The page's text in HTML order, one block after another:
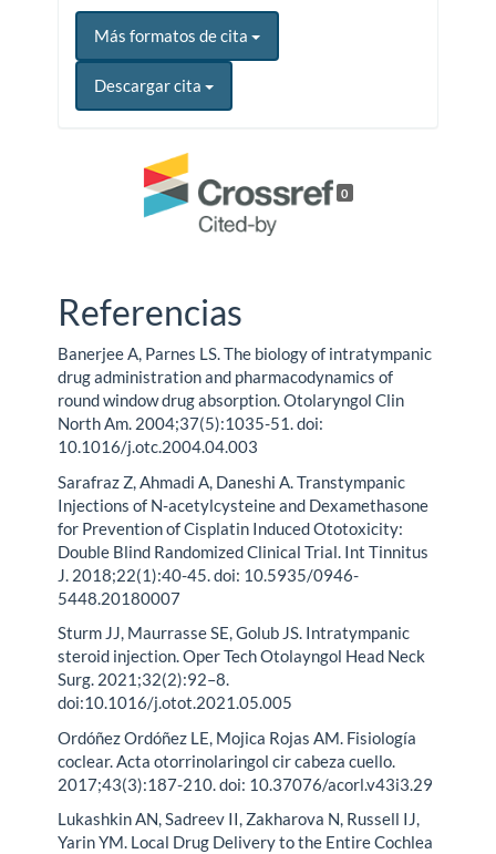
Más formatos de cita
Descargar cita
0
Referencias
Banerjee A, Parnes LS. The biology of intratympanic
drug administration and pharmacodynamics of
round window drug absorption. Otolaryngol Clin
North Am. 2004;37(5):1035-51. doi:
10.1016/j.otc.2004.04.003
Sarafraz Z, Ahmadi A, Daneshi A. Transtympanic
Injections of N-acetylcysteine and Dexamethasone
for Prevention of Cisplatin Induced Ototoxicity:
Double Blind Randomized Clinical Trial. Int Tinnitus
J. 2018;22(1):40-45. doi: 10.5935/0946-
5448.20180007
Sturm JJ, Maurrasse SE, Golub JS. Intratympanic
steroid injection. Oper Tech Otolayngol Head Neck
Surg. 2021;32(2):92–8.
doi:10.1016/j.otot.2021.05.005
Ordóñez Ordóñez LE, Mojica Rojas AM. Fisiología
coclear. Acta otorrinolaringol cir cabeza cuello.
2017;43(3):187-210. doi: 10.37076/acorl.v43i3.29
Lukashkin AN, Sadreev II, Zakharova N, Russell IJ,
Yarin YM. Local Drug Delivery to the Entire Cochlea